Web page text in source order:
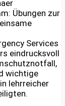
Übungen zur
Services
eindrucksvoll
wichtige
lehrreicher